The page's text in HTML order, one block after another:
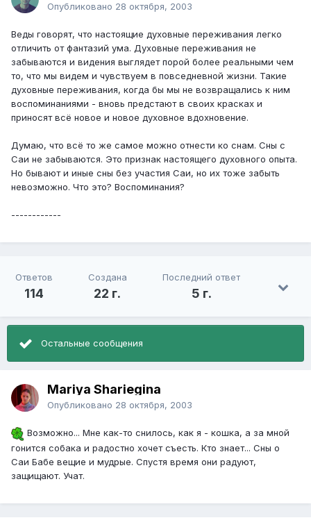
Опубликовано 28 октября, 2003
Веды говорят, что настоящие духовные переживания легко
отличить от фантазий ума. Духовные переживания не
забываются и видения выглядет порой более реальными чем
то, что мы видем и чувствуем в повседневной жизни. Такие
духовные переживания, когда бы мы не возвращались к ним
воспоминаниями - вновь предстают в своих красках и
приносят всё новое и новое духовное вдохновение.
Думаю, что всё то же самое можно отнести ко снам. Сны с
Саи не забываются. Это признак настоящего духовного опыта.
Но бывают и иные сны без участия Саи, но их тоже забыть
невозможно. Что это? Воспоминания?
------------
Ответов
114
Создана
22 г.
Последний ответ
5 г.
Остальные сообщения
Mariya Shariegina
Опубликовано 28 октября, 2003
Возможно... Мне как-то снилось, как я - кошка, а за мной
гонится собака и радостно хочет съесть. Кто знает... Сны о
Саи Бабе вещие и мудрые. Спустя время они радуют,
защищают. Учат.